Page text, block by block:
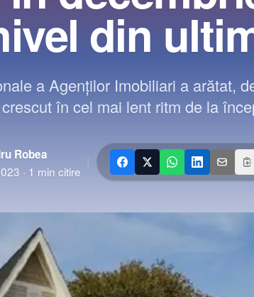
din
a Agenţilor Imobiliari a arătat,
în cel mai lent ritm de la
Robea
· 1 min citire
|